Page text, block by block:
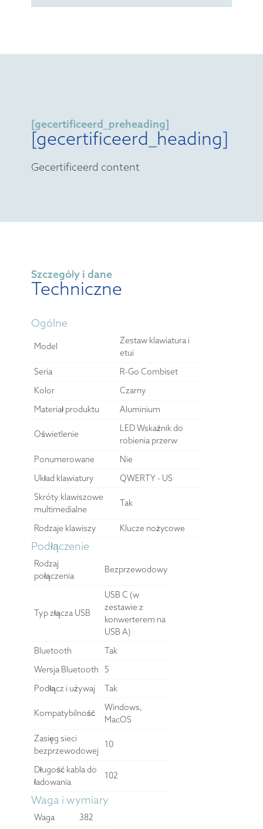
[gecertificeerd_preheading]
[gecertificeerd_heading]
Gecertificeerd content
Szczegóły i dane
Techniczne
Ogólne
Model
Zestaw klawiatura i
etui
Seria
R-Go Combiset
Kolor
Czarny
Materiał produktu
Aluminium
Oświetlenie
LED Wskaźnik do
robienia przerw
Ponumerowane
Nie
Układ klawiatury
QWERTY - US
Skróty klawiszowe
multimedialne
Tak
Rodzaje klawiszy Klucze nożycowe
Podłączenie
Rodzaj
połączenia
Bezprzewodowy
Typ złącza USB
USB C (w
zestawie z
konwerterem na
USB A)
Bluetooth
Tak
Wersja Bluetooth
5
Podłącz i używaj
Tak
Kompatybilność
Windows,
MacOS
Zasięg sieci
bezprzewodowej
10
Długość kabla do
ładowania
102
Waga i wymiary
Waga
382